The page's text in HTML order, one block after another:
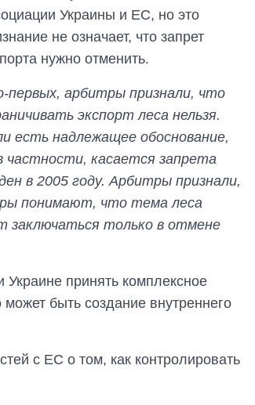
Украины и ЕС, но это
не означает, что запрет
нужно отменить.
первых, арбитры признали, что
экспорт леса нельзя.
есть надлежащее обоснование,
касается запрета
в 2005 году. Арбитры признали,
понимают, что тема леса
заключаться только в отмене
принять комплексное
быть создание внутреннего
с ЕС о том, как контролировать
обороны за 13 лет
войны с россией